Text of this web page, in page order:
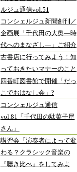
ルジュ通信vol.51
コンシェルジュ新聞創刊／
企画展「千代田の大奥―時
代へのまなざし―」ご紹介
古書店に行ってみよう！知
っておきたいマナーのこと
四番町図書館で開催「だっ
こでおはなし会」?
コンシェルジュ通信
vol.81「千代田の駄菓子屋
さん」
講習会「演奏者によって変
わる？クラシック音楽の
『聴き比べ』をしてみよ